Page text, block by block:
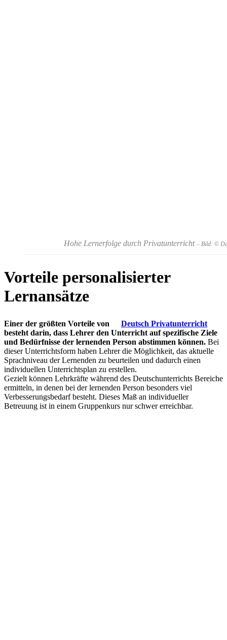
Hohe Lernerfolge durch Privatunterricht – Bild: ©
Vorteile personalisierter
Lernansätze
Einer der größten Vorteile von
Deutsch Privatunterricht
besteht darin, dass Lehrer den Unterricht auf spezifische Ziele
und Bedürfnisse der lernenden Person abstimmen können. Bei
dieser Unterrichtsform haben Lehrer die Möglichkeit, das aktuelle
Sprachniveau der Lernenden zu beurteilen und dadurch einen
individuellen Unterrichtsplan zu erstellen.
Gezielt können Lehrkräfte während des Deutschunterrichts Bereiche
ermitteln, in denen bei der lernenden Person besonders viel
Verbesserungsbedarf besteht. Dieses Maß an individueller
Betreuung ist in einem Gruppenkurs nur schwer erreichbar.